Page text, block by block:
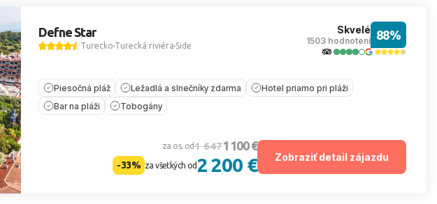
Defne Star
TureckoTurecká riviéraSide
Skvelé
1503 hodnotení 88%
Piesočná pláž Ležadlá a slnečníky zdarma
Hotel priamo pri pláži
Bar na pláži
Tobogány
za os. od1 6471 100 €
-33% za všetkých od2 200 € Zobraziť detail zájazdu